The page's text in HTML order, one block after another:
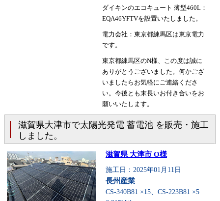
ダイキンのエコキュート 薄型460L：
EQA46YFTVを設置いたしました。
電力会社：東京都練馬区は東京電力
です。
東京都練馬区のN様、この度は誠に
ありがとうございました。何かござ
いましたらお気軽にご連絡くださ
い。今後とも末長いお付き合いをお
願いいたします。
滋賀県大津市で太陽光発電 蓄電池 を販売・施工
しました。
滋賀県 大津市 O様
施工日：2025年01月11日
長州産業
CS-340B81 ×15、CS-223B81 ×5